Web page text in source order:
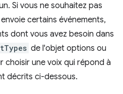
Si vous ne souhaitez pas
certains événements,
dont vous avez besoin dans
de l'objet options ou
choisir une voix qui répond à
décrits ci-dessous.